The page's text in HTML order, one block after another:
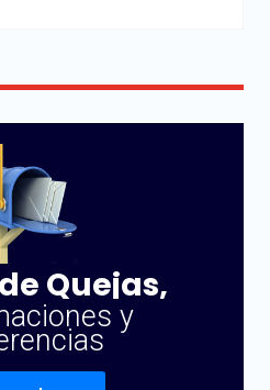
Quejas,
y